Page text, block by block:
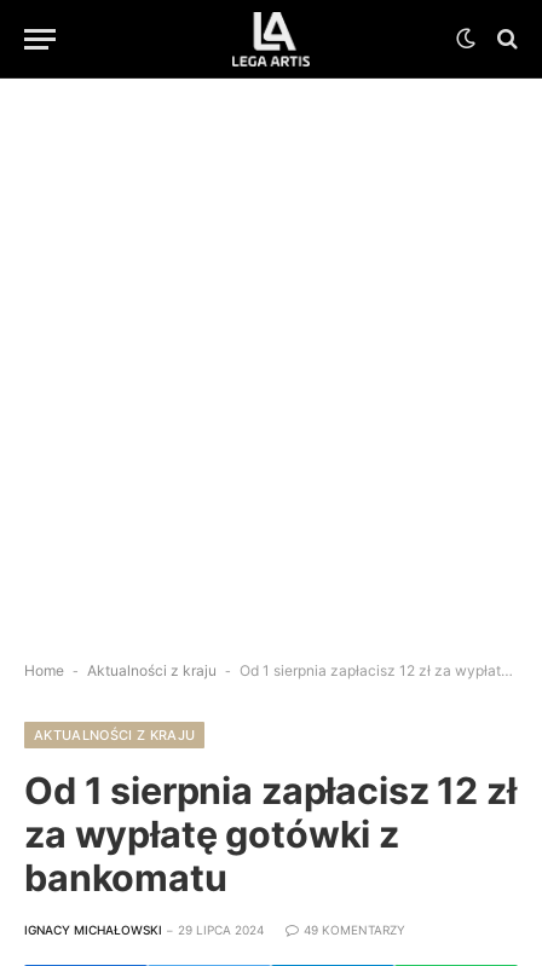
Home - Aktualności z kraju - Od 1 sierpnia zapłacisz 12 zł za wypłatę gotówki z bankomatu
AKTUALNOŚCI Z KRAJU
Od 1 sierpnia zapłacisz 12 zł
za wypłatę gotówki z
bankomatu
IGNACY MICHAŁOWSKI 29 LIPCA 2024 49 KOMENTARZY